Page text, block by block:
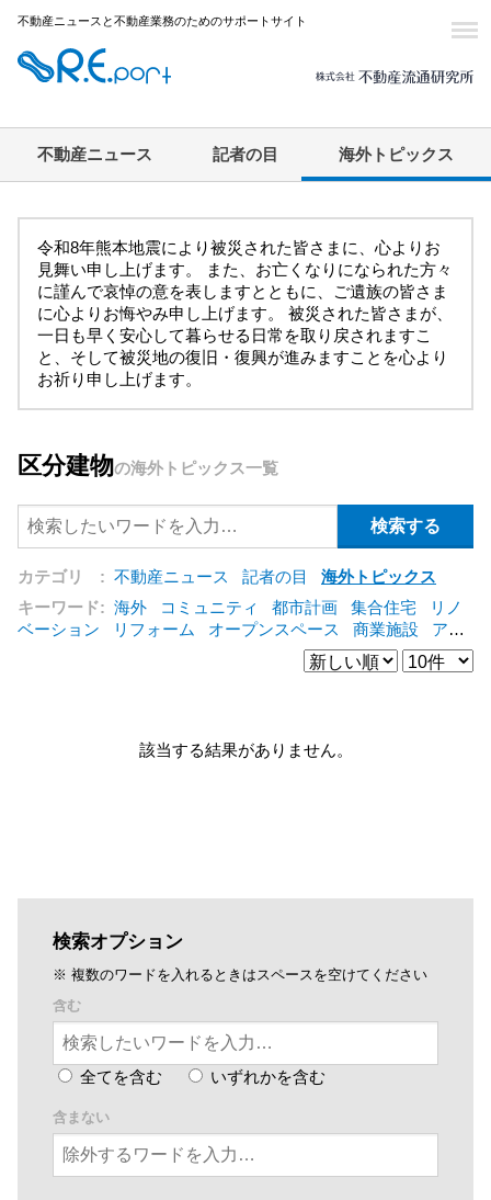
不動産ニュースと不動産業務のためのサポートサイト
不動産ニュース 記者の目 海外トピックス
令和8年熊本地震により被災された皆さまに、心よりお
見舞い申し上げます。 また、お亡くなりになられた方々
に謹んで哀悼の意を表しますとともに、ご遺族の皆さま
に心よりお悔やみ申し上げます。 被災された皆さまが、
一日も早く安心して暮らせる日常を取り戻されますこ
と、そして被災地の復旧・復興が進みますことを心より
お祈り申し上げます。
区分建物の海外トピックス一覧
カテゴリ : 不動産ニュース 記者の目
海外トピックス
キーワード: 海外 コミュニティ 都市計画 集合住宅
リノ
ベーション
リフォーム オープンスペース 商業施設
アパ
エネルギー
新型コロ
コンバージョン
都市再生
該当する結果がありません。
検索オプション
※ 複数のワードを入れるときはスペースを空けてください
含む
全てを含む いずれかを含む
含まない